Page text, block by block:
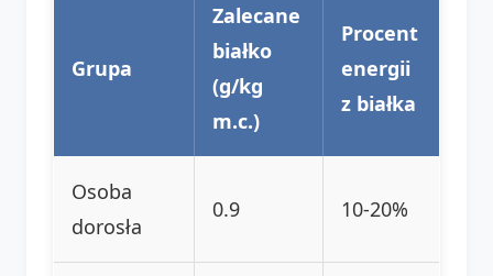
Grupa
Zalecane
białko
(g/kg
m.c.)
Procent
energii
z białka
Osoba
dorosła
0.9 10-20%